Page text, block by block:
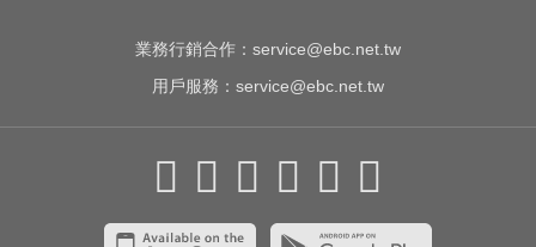
業務行銷合作： service@ebc.net.tw
用戶服務： service@ebc.net.tw